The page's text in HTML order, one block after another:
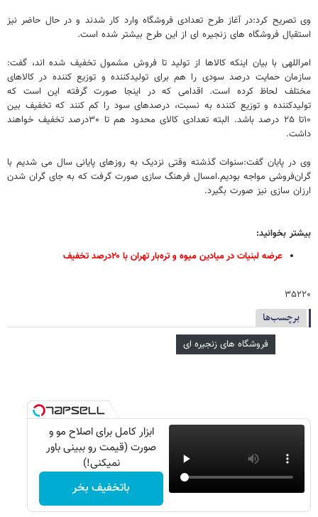
وی تصریح کرد:در آغاز طرح تعدادی فروشگاه وارد کار شدند و در حال حاضر نیز
استقبال فروشگاه های زنجیره ای از این طرح بیشتر شده است.
امراللهی با بیان اینکه کالاها از تولید تا فروش مشمول تخفیف شده اند، گفت:
سازمان حمایت درصد سودی را هم برای تولیدکننده و توزیع کننده در کالاهای
مختلف لحاظ کرده است. اقدامی که در اینجا صورت گرفته این است که
تولیدکننده و توزیع کننده به نسبت، درصدهای سود را کم کنند که تخفیف بین
۱۰تا ۲۵ درصد باشد. البته تعدادی کالای محدود هم تا ۳۰درصد تخفیف خواهند
داشت.
وی در پایان گفت:سنوات گذشته وقتی نزدیک به روزهای پایانی سال می شدیم با
گران‌فروشی مواجه بودیم.امسال فرهنگ سازی صورت گرفت که به جای گران شدن
ارزان سازی نیز صورت بگیرد.
بیشتر بخوانید:
عرضه لبنیات در میادین میوه و تره‌بار تهران با ۲۰درصد تخفیف
۳۵۲۲۰
برچسب‌ها
فروشگاه های زنجیره ای
ابزار کامل برای اصلاح مو و
صورت (قیمت رو ببینی باور
نمیکنی!)
باتخفیف بخر